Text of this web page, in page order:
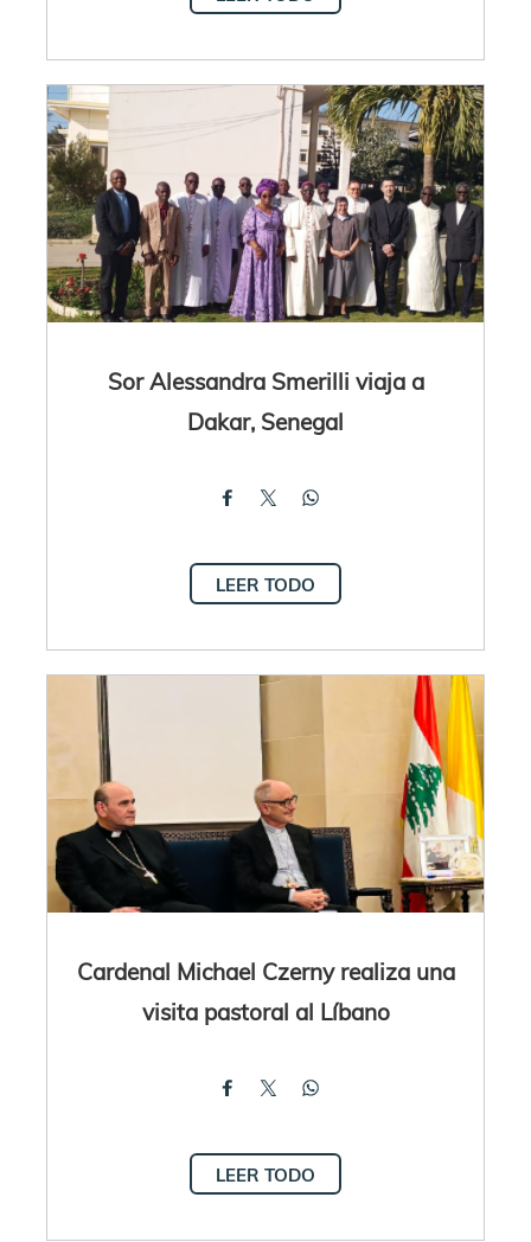
Sor Alessandra Smerilli viaja a
Dakar, Senegal
LEER TODO
Cardenal Michael Czerny realiza una
visita pastoral al Líbano
LEER TODO